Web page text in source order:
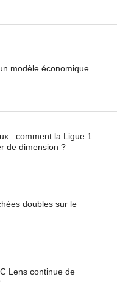
modèle économique
: comment la Ligue 1
de dimension ?
doubles sur le
Lens continue de